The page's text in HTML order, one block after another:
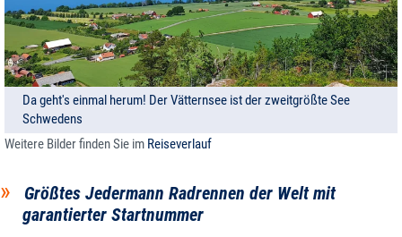
Da geht's einmal herum! Der Vätternsee ist der zweitgrößte See
Schwedens
Weitere Bilder finden Sie im Reiseverlauf
Größtes Jedermann Radrennen der Welt mit
garantierter Startnummer